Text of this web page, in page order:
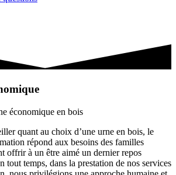
économique en bois
quant au choix d’une urne en bois, le
répond aux besoins des familles
offrir à un être aimé un dernier repos
tout temps, dans la prestation de nos services